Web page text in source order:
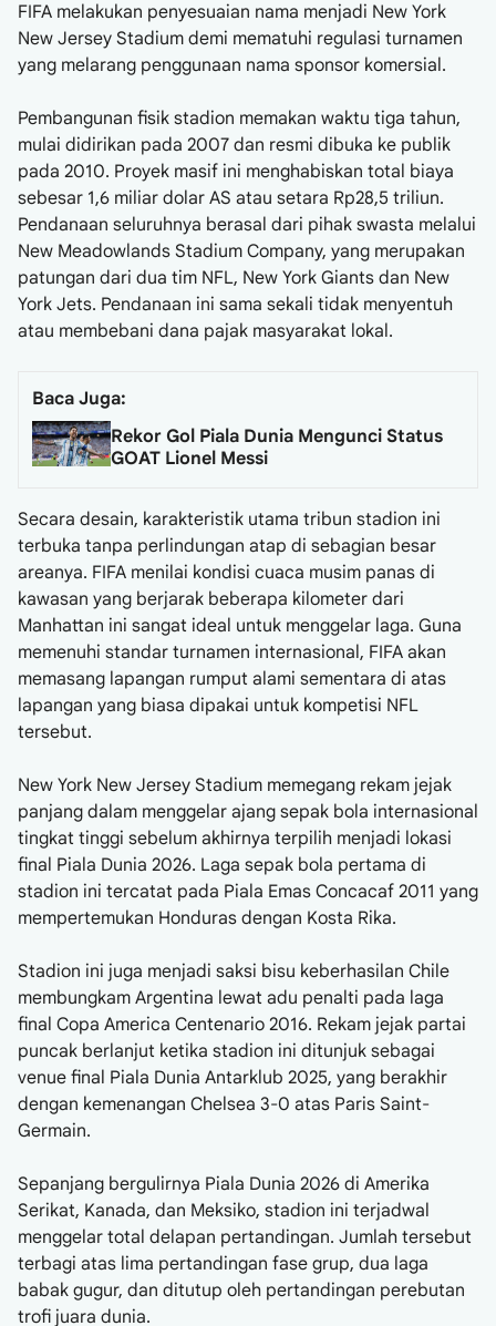
FIFA melakukan penyesuaian nama menjadi New York
New Jersey Stadium demi mematuhi regulasi turnamen
yang melarang penggunaan nama sponsor komersial.
Pembangunan fisik stadion memakan waktu tiga tahun,
mulai didirikan pada 2007 dan resmi dibuka ke publik
pada 2010. Proyek masif ini menghabiskan total biaya
sebesar 1,6 miliar dolar AS atau setara Rp28,5 triliun.
Pendanaan seluruhnya berasal dari pihak swasta melalui
New Meadowlands Stadium Company, yang merupakan
patungan dari dua tim NFL, New York Giants dan New
York Jets. Pendanaan ini sama sekali tidak menyentuh
atau membebani dana pajak masyarakat lokal.
Baca Juga:
Rekor Gol Piala Dunia Mengunci Status
GOAT Lionel Messi
Secara desain, karakteristik utama tribun stadion ini
terbuka tanpa perlindungan atap di sebagian besar
areanya. FIFA menilai kondisi cuaca musim panas di
kawasan yang berjarak beberapa kilometer dari
Manhattan ini sangat ideal untuk menggelar laga. Guna
memenuhi standar turnamen internasional, FIFA akan
memasang lapangan rumput alami sementara di atas
lapangan yang biasa dipakai untuk kompetisi NFL
tersebut.
New York New Jersey Stadium memegang rekam jejak
panjang dalam menggelar ajang sepak bola internasional
tingkat tinggi sebelum akhirnya terpilih menjadi lokasi
final Piala Dunia 2026. Laga sepak bola pertama di
stadion ini tercatat pada Piala Emas Concacaf 2011 yang
mempertemukan Honduras dengan Kosta Rika.
Stadion ini juga menjadi saksi bisu keberhasilan Chile
membungkam Argentina lewat adu penalti pada laga
final Copa America Centenario 2016. Rekam jejak partai
puncak berlanjut ketika stadion ini ditunjuk sebagai
venue final Piala Dunia Antarklub 2025, yang berakhir
dengan kemenangan Chelsea 3-0 atas Paris Saint-
Germain.
Sepanjang bergulirnya Piala Dunia 2026 di Amerika
Serikat, Kanada, dan Meksiko, stadion ini terjadwal
menggelar total delapan pertandingan. Jumlah tersebut
terbagi atas lima pertandingan fase grup, dua laga
babak gugur, dan ditutup oleh pertandingan perebutan
trofi juara dunia.